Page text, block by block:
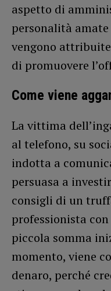
aspetto di
personalità
vengono
di promuovere
Come viene
La vittima
al telefono, su
indotta a
persuasa a
consigli di un
professionista
piccola somma
momento, viene
denaro, perché